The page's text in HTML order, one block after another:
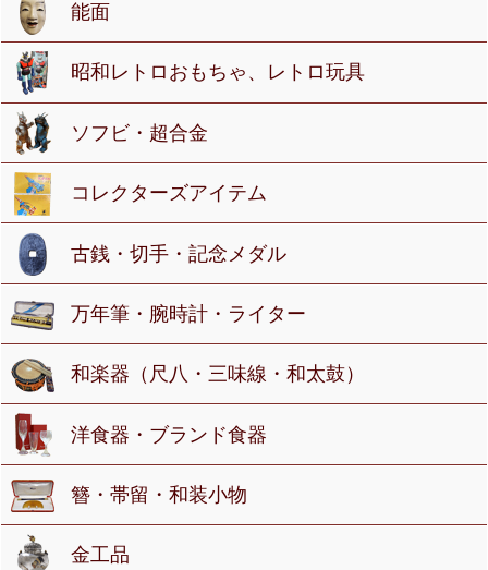
能面
昭和レトロおもちゃ、レトロ玩具
ソフビ・超合金
コレクターズアイテム
古銭・切手・記念メダル
万年筆・腕時計・ライター
和楽器（尺八・三味線・和太鼓）
洋食器・ブランド食器
簪・帯留・和装小物
金工品